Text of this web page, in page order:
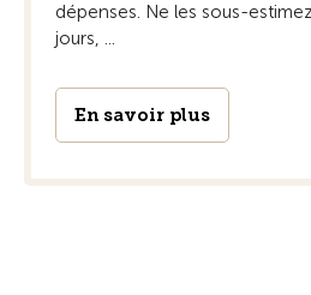
dépenses. Ne les sous-
jours, ...
En savoir plus